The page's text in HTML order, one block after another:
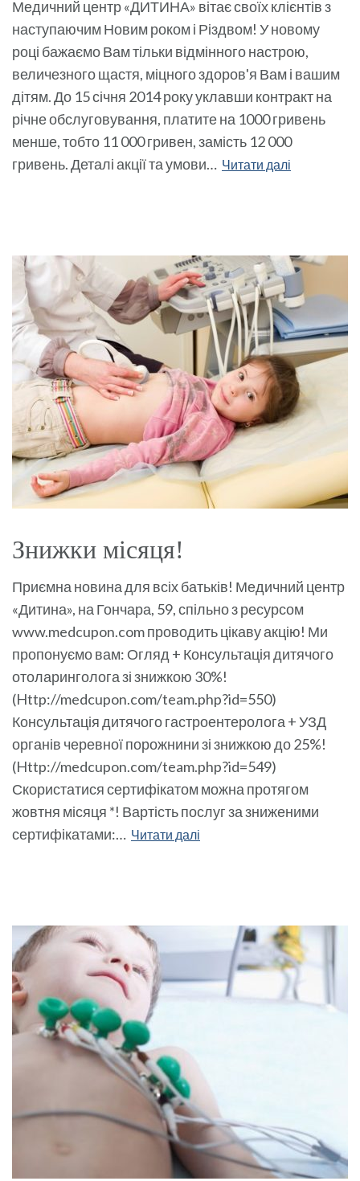
Медичний центр «ДИТИНА» вітає своїх клієнтів з
наступаючим Новим роком і Різдвом! У новому
році бажаємо Вам тільки відмінного настрою,
величезного щастя, міцного здоров'я Вам і вашим
дітям. До 15 січня 2014 року уклавши контракт на
річне обслуговування, платите на 1000 гривень
менше, тобто 11 000 гривен, замість 12 000
гривень. Деталі акції та умови… Читати далі
Знижки місяця!
Приємна новина для всіх батьків! Медичний центр
«Дитина», на Гончара, 59, спільно з ресурсом
www.medcupon.com проводить цікаву акцію! Ми
пропонуємо вам: Огляд + Консультація дитячого
отоларинголога зі знижкою 30%!
(Http://medcupon.com/team.php?id=550)
Консультація дитячого гастроентеролога + УЗД
органів черевної порожнини зі знижкою до 25%!
(Http://medcupon.com/team.php?id=549)
Скористатися сертифікатом можна протягом
жовтня місяця *! Вартість послуг за зниженими
сертифікатами:… Читати далі